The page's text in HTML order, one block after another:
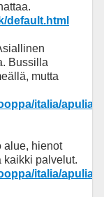
default.html
Bussilla
mutta
italia/apulia/
alue, hienot
kaikki palvelut.
italia/apulia/